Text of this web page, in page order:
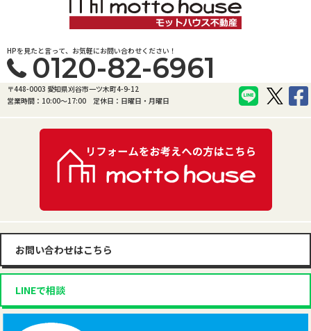
HPを見たと言って、お気軽にお問い合わせください！
0120-82-6961
〒448-0003 愛知県刈谷市一ツ木町4-9-12
営業時間：10:00〜17:00
定休日：日曜日・月曜日
お問い合わせはこちら
LINEで相談